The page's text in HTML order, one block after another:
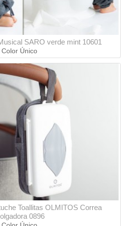
SARO verde mint 10601
Color Único
Toallitas OLMITOS Correa
0896